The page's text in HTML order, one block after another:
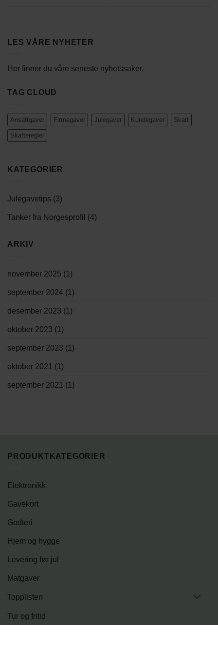
LES VÅRE NYHETER
Her finner du våre seneste nyhetssaker.
TAG CLOUD
Ansattgaver Firmagaver Julegaver Kundegaver Skatt
Skatteregler
KATEGORIER
Julegavetips (3)
Tanker fra Norgesprofil (4)
ARKIV
november 2025 (1)
september 2024 (1)
desember 2023 (1)
oktober 2023 (1)
september 2023 (1)
oktober 2021 (1)
september 2021 (1)
PRODUKTKATEGORIER
Elektronikk
Gavekort
Godteri
Hjem og hygge
Levering før jul
Matgaver
Topplisten
Tur og fritid